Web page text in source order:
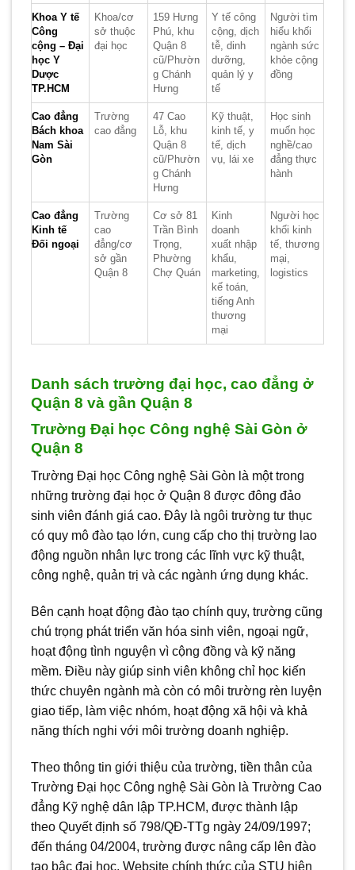
Khoa Y tế
Công
cộng – Đại
học Y
Dược
TP.HCM
Khoa/cơ
sở thuộc
đại học
159 Hưng
Phú, khu
Quận 8
cũ/Phườn
g Chánh
Hưng
Y tế công
cộng, dịch
tễ, dinh
dưỡng,
quản lý y
tế
Người tìm
hiểu khối
ngành sức
khỏe cộng
đồng
Cao đẳng
Bách khoa
Nam Sài
Gòn
Trường
cao đẳng
47 Cao
Lỗ, khu
Quận 8
cũ/Phườn
g Chánh
Hưng
Kỹ thuật,
kinh tế, y
tế, dịch
vụ, lái xe
Học sinh
muốn học
nghề/cao
đẳng thực
hành
Cao đẳng
Kinh tế
Đối ngoại
Trường
cao
đẳng/cơ
sở gần
Quận 8
Cơ sở 81
Trần Bình
Trọng,
Phường
Chợ Quán
Kinh
doanh
xuất nhập
khẩu,
marketing,
kế toán,
tiếng Anh
thương
mại
Người học
khối kinh
tế, thương
mại,
logistics
Danh sách trường đại học, cao đẳng ở
Quận 8 và gần Quận 8
Trường Đại học Công nghệ Sài Gòn ở
Quận 8
Trường Đại học Công nghệ Sài Gòn là một trong
những trường đại học ở Quận 8 được đông đảo
sinh viên đánh giá cao. Đây là ngôi trường tư thục
có quy mô đào tạo lớn, cung cấp cho thị trường lao
động nguồn nhân lực trong các lĩnh vực kỹ thuật,
công nghệ, quản trị và các ngành ứng dụng khác.
Bên cạnh hoạt động đào tạo chính quy, trường cũng
chú trọng phát triển văn hóa sinh viên, ngoại ngữ,
hoạt động tình nguyện vì cộng đồng và kỹ năng
mềm. Điều này giúp sinh viên không chỉ học kiến
thức chuyên ngành mà còn có môi trường rèn luyện
giao tiếp, làm việc nhóm, hoạt động xã hội và khả
năng thích nghi với môi trường doanh nghiệp.
Theo thông tin giới thiệu của trường, tiền thân của
Trường Đại học Công nghệ Sài Gòn là Trường Cao
đẳng Kỹ nghệ dân lập TP.HCM, được thành lập
theo Quyết định số 798/QĐ-TTg ngày 24/09/1997;
đến tháng 04/2004, trường được nâng cấp lên đào
tạo bậc đại học. Website chính thức của STU hiện